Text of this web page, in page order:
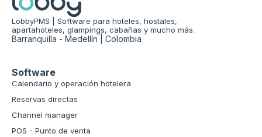
LobbyPMS | Software para hoteles, hostales,
apartahoteles, glampings, cabañas y mucho más.
Barranquilla - Medellín | Colombia
Software
Calendario y operación hotelera
Reservas directas
Channel manager
POS - Punto de venta